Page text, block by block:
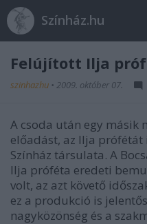
Színház.hu
Felújított Ilja
szinhazhu • 2009. október 07.
A csoda után egy másik
előadást, az Ilja
Színház társulata. A
Ilja próféta eredeti
volt, az azt követő
ez a produkció is
nagyközönség és a